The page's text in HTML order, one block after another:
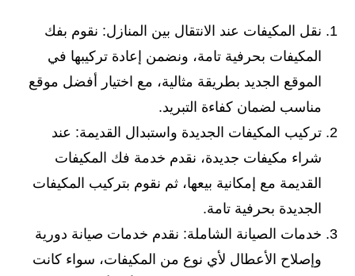
نقل المكيفات عند الانتقال بين المنازل: نقوم بفك
المكيفات بحرفية تامة، ونضمن إعادة تركيبها في
الموقع الجديد بطريقة مثالية، مع اختيار أفضل موقع
مناسب لضمان كفاءة التبريد.
تركيب المكيفات الجديدة واستبدال القديمة: عند
شراء مكيفات جديدة، نقدم خدمة فك المكيفات
القديمة مع إمكانية بيعها، ثم نقوم بتركيب المكيفات
الجديدة بحرفية تامة.
خدمات الصيانة الشاملة: نقدم خدمات صيانة دورية
وإصلاح الأعطال لأي نوع من المكيفات، سواء كانت